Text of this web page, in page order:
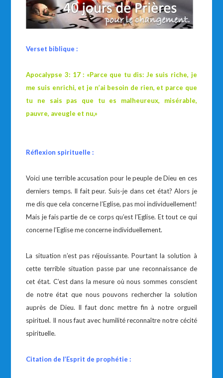
Verset biblique :
Apocalypse 3: 17 : «Parce que tu dis: Je suis riche, je
me suis enrichi, et je n’ai besoin de rien, et parce que
tu ne sais pas que tu es malheureux, misérable,
pauvre, aveugle et nu,»
Réflexion spirituelle :
Voici une terrible accusation pour le peuple de Dieu en ces
derniers temps. Il fait peur. Suis-je dans cet état? Alors je
me dis que cela concerne l’Eglise, pas moi individuellement!
Mais je fais partie de ce corps qu’est l’Eglise. Et tout ce qui
concerne l’Eglise me concerne individuellement.
La situation n’est pas réjouissante. Pourtant la solution à
cette terrible situation passe par une reconnaissance de
cet état. C’est dans la mesure où nous sommes conscient
de notre état que nous pouvons rechercher la solution
auprès de Dieu. Il faut donc mettre fin à notre orgueil
spirituel. Il nous faut avec humilité reconnaître notre cécité
spirituelle.
Citation de l’Esprit de prophétie :